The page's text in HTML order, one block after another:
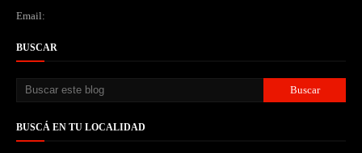
Email:
BUSCAR
BUSCÁ EN TU LOCALIDAD